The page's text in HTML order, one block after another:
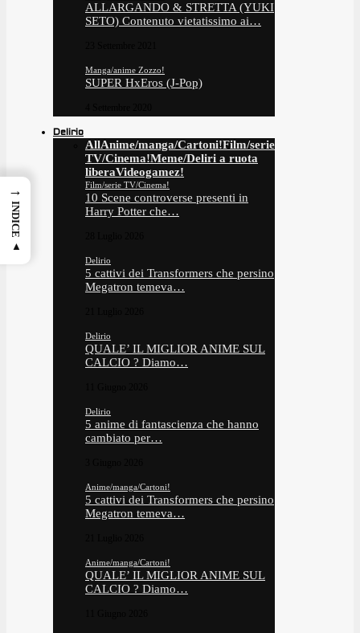
ALLARGANDO & STRETTA (YUKI
SETO) Contenuto vietatissimo ai…
Manga/anime Zozzo!
SUPER HxEros (J-Pop)
Delirio
AllAnime/manga/Cartoni!Film/serie
TV/Cinema!Meme/Deliri a ruota
liberaVideogamez!
Film/serie TV/Cinema!
10 Scene controverse presenti in
Harry Potter che…
Delirio
5 cattivi dei Transformers che persino
Megatron temeva…
Delirio
QUALE’ IL MIGLIOR ANIME SUL
CALCIO ? Diamo…
Delirio
5 anime di fantascienza che hanno
cambiato per…
Anime/manga/Cartoni!
5 cattivi dei Transformers che persino
Megatron temeva…
Anime/manga/Cartoni!
QUALE’ IL MIGLIOR ANIME SUL
CALCIO ? Diamo…
→
INDICE ▲